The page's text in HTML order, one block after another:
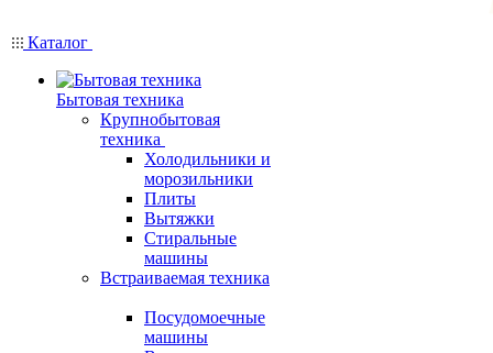
Каталог
Бытовая техника
Крупнобытовая
техника
Холодильники и
морозильники
Плиты
Вытяжки
Стиральные
машины
Встраиваемая техника
Посудомоечные
машины